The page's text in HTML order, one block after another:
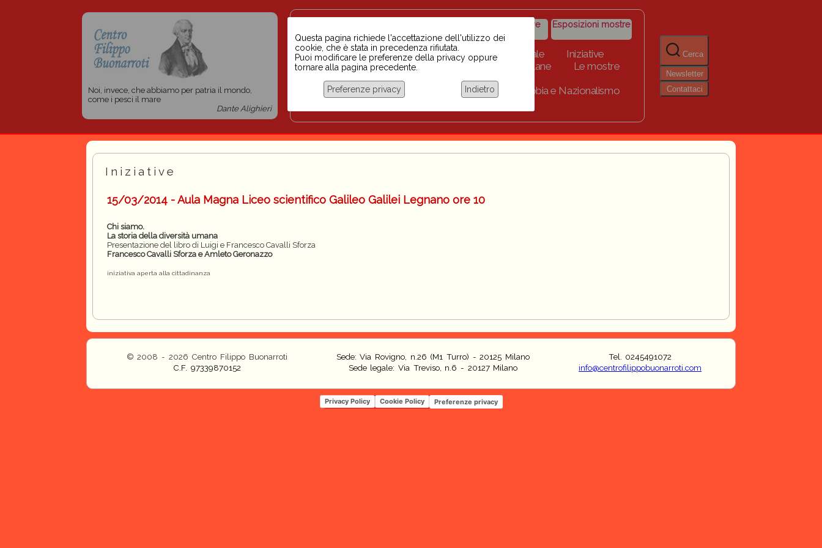
Noi, invece, che abbiamo per patria il mondo,
come i pesci il mare
Dante Alighieri
razzismo
iniziative
Storico iniziative Esposizioni mostre
Home Scuola BINARI Biblioteca digitale
Iniziative
Progetti per le scuole 2023-2024
Link Collane
Le mostre
Chi siamo
Coordinamento Docenti contro Razzismo, Xenofobia e Nazionalismo
Cerca
Newsletter
Contattaci
Questa pagina richiede l'accettazione dell'utilizzo dei
cookie, che è stata in precedenza rifiutata.
Puoi modificare le preferenze della privacy oppure
tornare alla pagina precedente.
Preferenze privacy Indietro
Iniziative
15/03/2014 - Aula Magna Liceo scientifico Galileo Galilei Legnano ore 10
Chi siamo.
La storia della diversità umana
Presentazione del libro di Luigi e Francesco Cavalli Sforza
Francesco Cavalli Sforza e Amleto Geronazzo
iniziativa aperta alla cittadinanza
© 2008 - 2026 Centro Filippo Buonarroti
C.F. 97339870152
Sede: Via Rovigno, n.26 (M1 Turro) - 20125 Milano
Sede legale: Via Treviso, n.6 - 20127 Milano
Tel. 0245491072
info@centrofilippobuonarroti.com
Privacy Policy Cookie Policy Preferenze privacy